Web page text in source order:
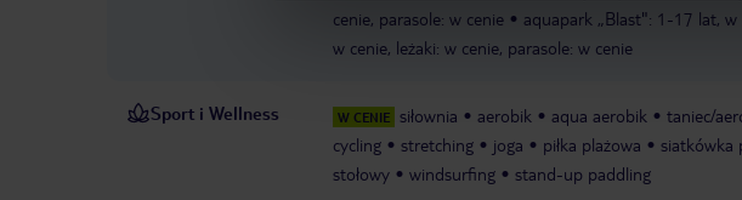
cenie, parasole: w cenie
aquapark „Blast": 1-17 lat, w
w cenie, leżaki: w cenie, parasole: w cenie
Sport i Wellness W CENIE siłownia aerobik aqua aerobik taniec/
cycling
stretching joga piłka plażowa siatkówka
stołowy
windsurfing stand-up paddling